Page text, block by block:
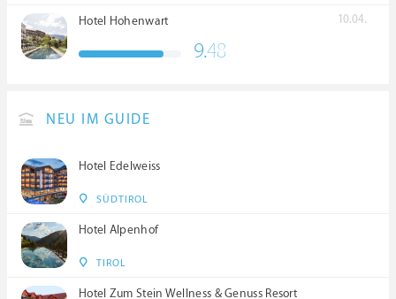
Hotel Hohenwart 10.04.
9.48
NEU IM GUIDE
Hotel Edelweiss
SÜDTIROL
Hotel Alpenhof
TIROL
Hotel Zum Stein Wellness & Genuss Resort